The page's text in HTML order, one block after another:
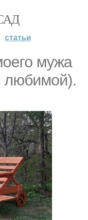
статьи
мужа
любимой).